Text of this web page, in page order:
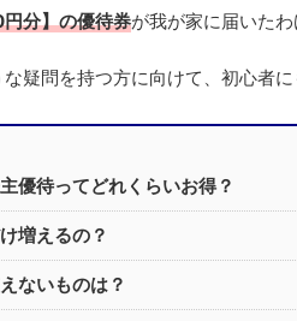
分】の優待券が我が家に届いたわ
疑問を持つ方に向けて、初心者
優待ってどれくらいお得？
増えるの？
ないものは？